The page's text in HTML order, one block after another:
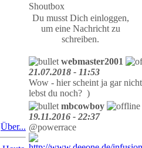
Über...
Shoutbox
Du musst Dich einloggen,
um eine Nachricht zu
schreiben.
webmaster2001
21.07.2018 - 11:53
Wow - hier scheint ja gar
lebst du noch? )
mbcowboy
19.11.2016 - 22:37
@powerrace